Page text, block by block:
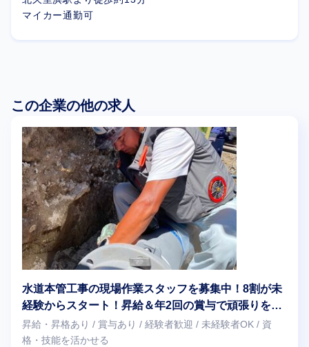
マイカー通勤可
この企業の他の求人
水道本管工事の現場作業スタッフを募集中！8割が未
経験からスタート！昇給＆年2回の賞与で頑張りを還
元！ 実働7時間＆残業少なめ！
昇給・昇格あり / 賞与あり / 経験者歓迎 / 未経験者OK / 資
格・技能を活かせる